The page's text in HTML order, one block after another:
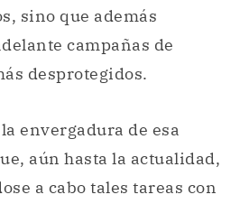
sino que además
campañas de
desprotegidos.
envergadura de esa
aún hasta la actualidad,
a cabo tales tareas con